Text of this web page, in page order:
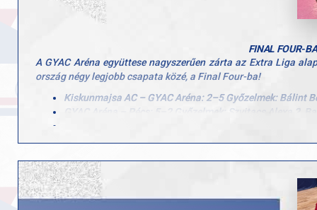
FINAL FOUR-
A GYAC Aréna együttese nagyszerűen zárta az Extra Liga
ország négy legjobb csapata közé, a Final Four-ba!
Kiskunmajsa AC – GYAC Aréna: 2–5 Győzelmek: Bálint
GYAC Aréna – Pécs: 5–2 Győzelmek: Szvitacs Alexa 2,
Szívből gratulálunk Bálint Bernadettnek, Szvitacs Alexának
ennek a sikernek!
Jöhet a Final Four, hajrá GYAC Aréna, hajrá Győr!